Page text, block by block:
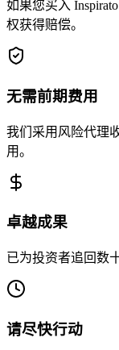
如果您买入
权获得赔偿。
无需前期费用
我们采用风险代理
用。
卓越成果
已为投资者追回数
请尽快行动